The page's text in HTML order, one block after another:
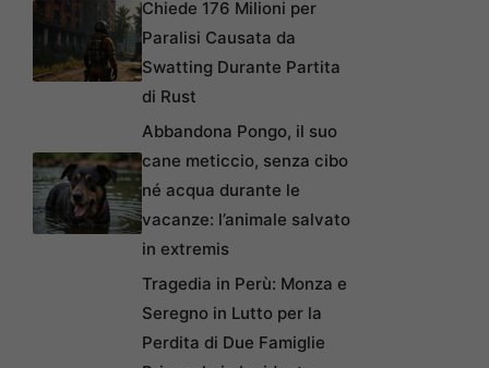
Chiede 176 Milioni per
Paralisi Causata da
Swatting Durante Partita
di Rust
Abbandona Pongo, il suo
cane meticcio, senza cibo
né acqua durante le
vacanze: l’animale salvato
in extremis
Tragedia in Perù: Monza e
Seregno in Lutto per la
Perdita di Due Famiglie